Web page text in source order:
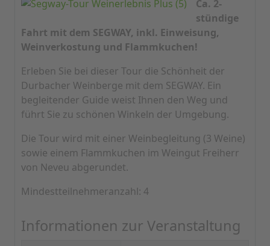
Ca. 2-
stündige
Fahrt mit dem SEGWAY, inkl. Einweisung,
Weinverkostung und Flammkuchen!
Erleben Sie bei dieser Tour die Schönheit der
Durbacher Weinberge mit dem SEGWAY. Ein
begleitender Guide weist Ihnen den Weg und
führt Sie zu schönen Winkeln der Umgebung.
Die Tour wird mit einer Weinbegleitung (3 Weine)
sowie einem Flammkuchen im Weingut Freiherr
von Neveu abgerundet.
Mindestteilnehmeranzahl: 4
Informationen zur Veranstaltung